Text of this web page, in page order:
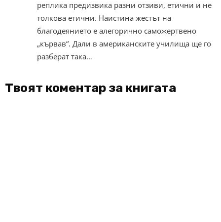
реплика предизвика разни отзиви, етични и не
толкова етични. Наистина жестът на
благодеянието е алегорично саможертвено
„кървав“. Дали в американските училища ще го
разберат така…
Твоят коментар за книгата